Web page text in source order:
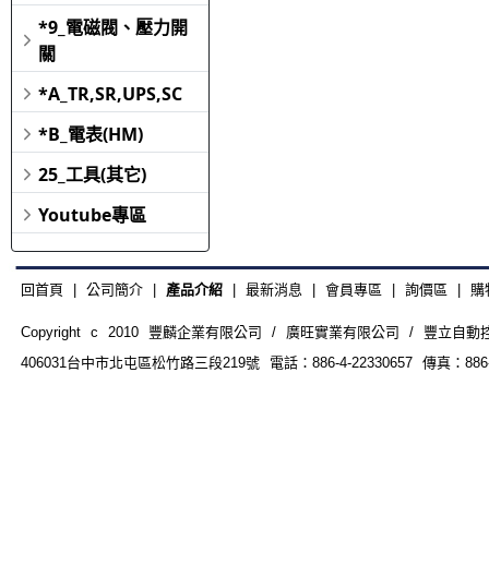
*9_電磁閥、壓力開
關
*A_TR,SR,UPS,SC
*B_電表(HM)
25_工具(其它)
Youtube專區
回首頁 公司簡介| 產品介紹| 最新消息 會員專區 詢價區 購
Copyright c 2010 豐麟企業有限公司 / 廣旺實業有限公司 / 豐立自動
406031台中市北屯區松竹路三段219號 電話：886-4-22330657 傳真：